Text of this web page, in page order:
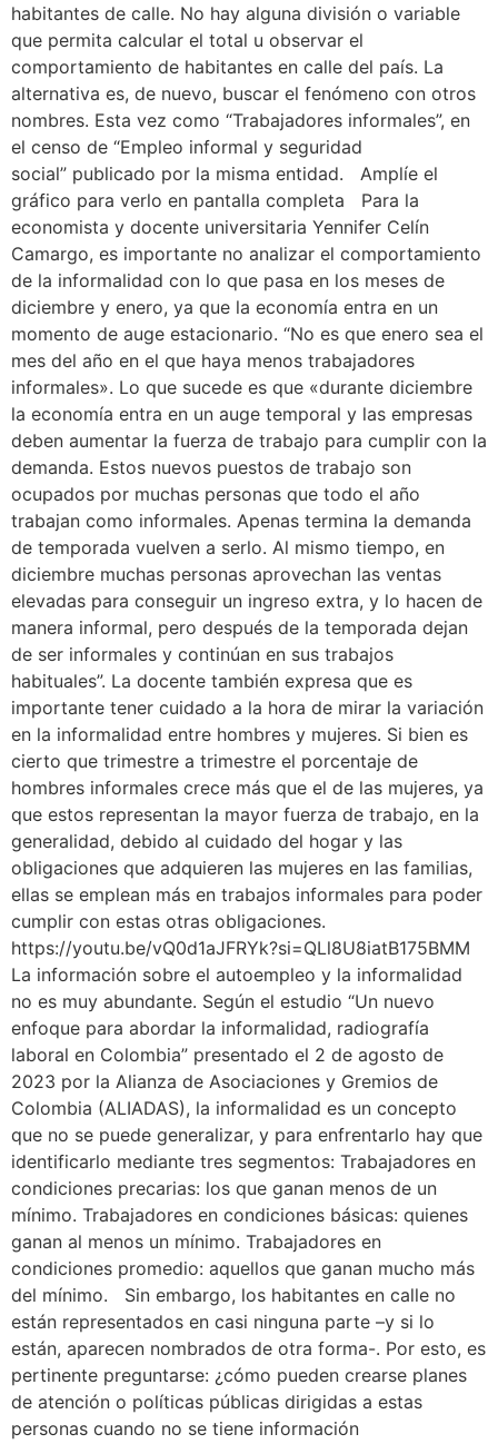
habitantes de calle. No hay alguna división o variable
que permita calcular el total u observar el
comportamiento de habitantes en calle del país. La
alternativa es, de nuevo, buscar el fenómeno con otros
nombres. Esta vez como “Trabajadores informales”, en
el censo de “Empleo informal y seguridad
social” publicado por la misma entidad. Amplíe el
gráfico para verlo en pantalla completa Para la
economista y docente universitaria Yennifer Celín
Camargo, es importante no analizar el comportamiento
de la informalidad con lo que pasa en los meses de
diciembre y enero, ya que la economía entra en un
momento de auge estacionario. “No es que enero sea el
mes del año en el que haya menos trabajadores
informales». Lo que sucede es que «durante diciembre
la economía entra en un auge temporal y las empresas
deben aumentar la fuerza de trabajo para cumplir con la
demanda. Estos nuevos puestos de trabajo son
ocupados por muchas personas que todo el año
trabajan como informales. Apenas termina la demanda
de temporada vuelven a serlo. Al mismo tiempo, en
diciembre muchas personas aprovechan las ventas
elevadas para conseguir un ingreso extra, y lo hacen de
manera informal, pero después de la temporada dejan
de ser informales y continúan en sus trabajos
habituales”. La docente también expresa que es
importante tener cuidado a la hora de mirar la variación
en la informalidad entre hombres y mujeres. Si bien es
cierto que trimestre a trimestre el porcentaje de
hombres informales crece más que el de las mujeres, ya
que estos representan la mayor fuerza de trabajo, en la
generalidad, debido al cuidado del hogar y las
obligaciones que adquieren las mujeres en las familias,
ellas se emplean más en trabajos informales para poder
cumplir con estas otras obligaciones.
https://youtu.be/vQ0d1aJFRYk?si=QLl8U8iatB175BMM
La información sobre el autoempleo y la informalidad
no es muy abundante. Según el estudio “Un nuevo
enfoque para abordar la informalidad, radiografía
laboral en Colombia” presentado el 2 de agosto de
2023 por la Alianza de Asociaciones y Gremios de
Colombia (ALIADAS), la informalidad es un concepto
que no se puede generalizar, y para enfrentarlo hay que
identificarlo mediante tres segmentos: Trabajadores en
condiciones precarias: los que ganan menos de un
mínimo. Trabajadores en condiciones básicas: quienes
ganan al menos un mínimo. Trabajadores en
condiciones promedio: aquellos que ganan mucho más
del mínimo. Sin embargo, los habitantes en calle no
están representados en casi ninguna parte –y si lo
están, aparecen nombrados de otra forma-. Por esto, es
pertinente preguntarse: ¿cómo pueden crearse planes
de atención o políticas públicas dirigidas a estas
personas cuando no se tiene información